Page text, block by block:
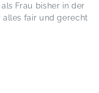
Frau bisher in der
fair und gerecht